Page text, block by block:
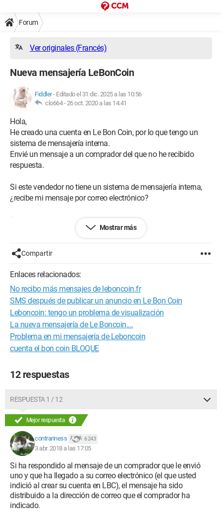
Forum
Ver originales (Francés)
Nueva mensajería LeBonCoin
Fiddler- Editado el 31 dic. 2025 a las 10:56
clo664 -26 oct. 2020 a las 14:41
Hola,
He creado una cuenta en Le Bon Coin, por lo que tengo un
sistema de mensajería interna.
Envié un mensaje a un comprador del que no he recibido
respuesta.
Si este vendedor no tiene un sistema de mensajería interna,
¿recibe mi mensaje por correo electrónico?
Después del envío, tengo esto:
"Tu mensaje ha sido enviado correctamente.
encontrar tus conversaciones entre particulares. Si no, tus
Mostrar más
Compartir
Enlaces relacionados:
No recibo más mensajes de leboncoin.fr
SMS después de publicar un anuncio en Le Bon Coin
Leboncoin: tengo un problema de visualización
La nueva mensajería de Le Boncoin....
Problema en mi mensajería de Leboncoin
cuenta el bon coin BLOQUE
12 respuestas
RESPUESTA 1 / 12
Mejor respuesta
contrariness 6 243
3 abr. 2018 a las 17:05
Si ha respondido al mensaje de un comprador que le envió
uno y que ha llegado a su correo electrónico (el que usted
indició al crear su cuenta en LBC), el mensaje ha sido
distribuido a la dirección de correo que el comprador ha
indicado.